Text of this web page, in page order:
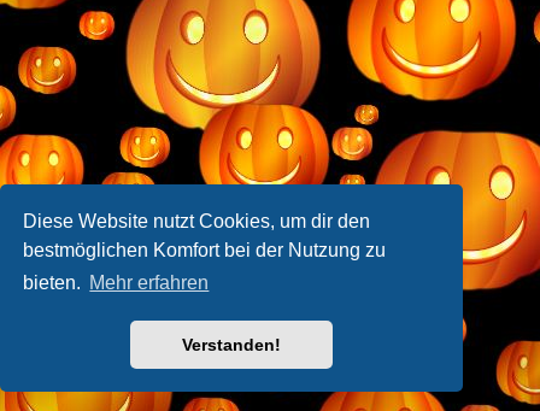
Diese Website nutzt Cookies, um dir den
bestmöglichen Komfort bei der Nutzung zu
bieten. Mehr erfahren
Verstanden!